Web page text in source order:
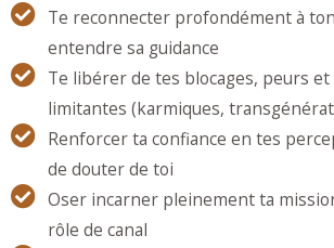
Te reconnecter profondément à
entendre sa guidance
Te libérer de tes blocages, peurs
limitantes (karmiques,
Renforcer ta confiance en tes
de douter de toi
Oser incarner pleinement ta
rôle de canal